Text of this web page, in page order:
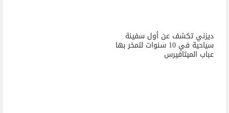
ديزني تكشف عن أول سفينة
سياحية في 10 سنوات لتمخر بها
عباب الميتافيرس